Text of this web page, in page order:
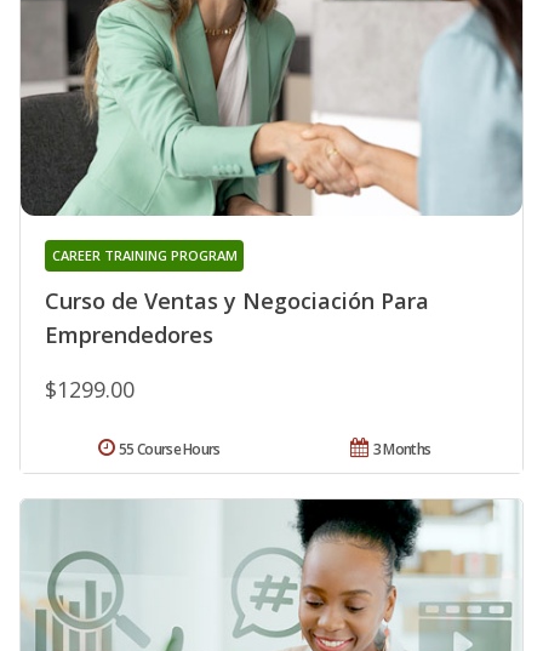
Curso de Ventas y Negociación Para
Emprendedores
CAREER TRAINING PROGRAM
$1299.00
3 Months
55 Course Hours